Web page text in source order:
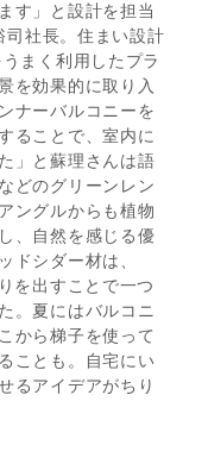
す」と設計を担当
司社長。住まい設計
まく利用したプラ
を効果的に取り入
ナーバルコニーを
ることで、室内に
」と蘇理さんは語
どのグリーンレン
ングルからも植物
、自然を感じる優
ドシダー材は、
を出すことで一つ
。夏にはバルコニ
から梯子を使って
ことも。自宅にい
るアイデアがちり